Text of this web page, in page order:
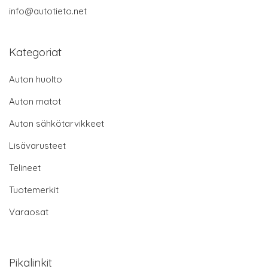
info@autotieto.net
Kategoriat
Auton huolto
Auton matot
Auton sähkötarvikkeet
Lisävarusteet
Telineet
Tuotemerkit
Varaosat
Pikalinkit